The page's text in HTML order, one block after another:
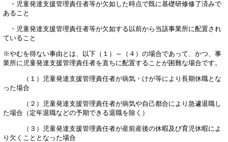
・児童発達支援管理責任者等が欠如した時点で既に基礎研修修了済みで
あること
・児童発達支援管理責任者等が欠如する以前から当該事業所に配置され
ていること
※やむを得ない事由とは、以下（１）～（４）の場合であって、かつ、事
業所に児童発達支援管理責任者を直ちに配置することが困難な場合です。
（１）児童発達支援管理責任者が病気・けが等により長期休職とな
った場合
（２）児童発達支援管理責任者が病気や自己都合により急遽退職し
た場合（定年退職などの予期できる退職を除く）
（３）児童発達支援管理責任者が産前産後の休暇及び育児休暇によ
り欠くこととなった場合